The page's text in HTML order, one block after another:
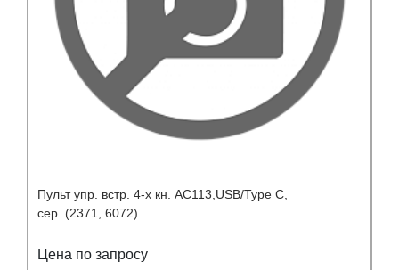
Пульт упр. встр. 4-х кн. AC113,USB/Type C,
сер. (2371, 6072)
Цена по запросу